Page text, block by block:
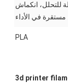
للتحلل، انكماش
في الأداء
PLA
3d printer